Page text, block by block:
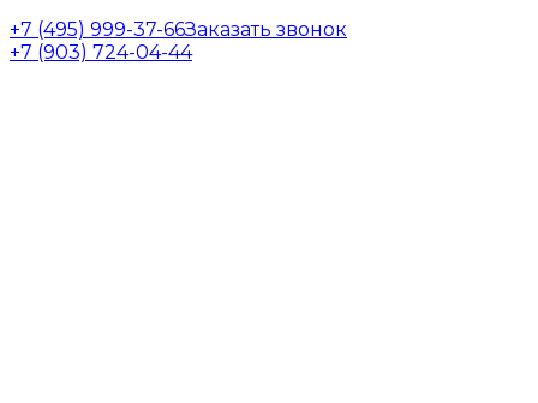
+7 (495) 999-37-66Заказать звонок
+7 (903) 724-04-44